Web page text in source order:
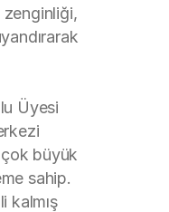
zenginliği,
Üyesi
çok büyük
sahip.
kalmış